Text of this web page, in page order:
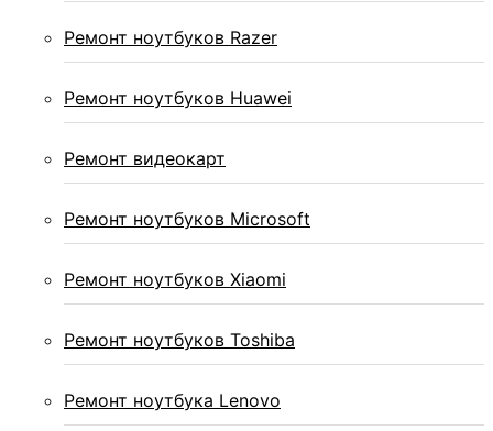
Ремонт ноутбуков Razer
Ремонт ноутбуков Huawei
Ремонт видеокарт
Ремонт ноутбуков Microsoft
Ремонт ноутбуков Xiaomi
Ремонт ноутбуков Toshiba
Ремонт ноутбука Lenovo